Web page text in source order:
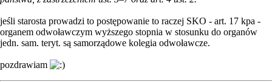
jeśli starosta prowadzi to postępowanie to raczej SKO - art. 17 kpa -
organem odwoławczym wyższego stopnia w stosunku do organów
jedn. sam. teryt. są samorządowe kolegia odwoławcze.
pozdrawiam